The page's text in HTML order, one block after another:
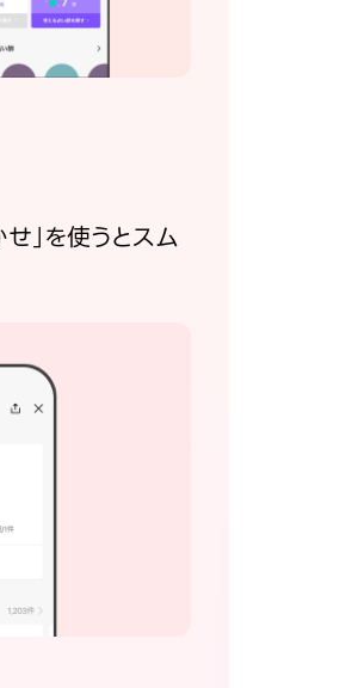
せ」を使うとスム